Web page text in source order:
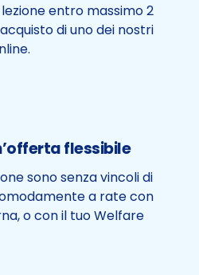
entro massimo 2
di uno dei nostri
flessibile
sono senza vincoli di
a rate con
o con il tuo Welfare